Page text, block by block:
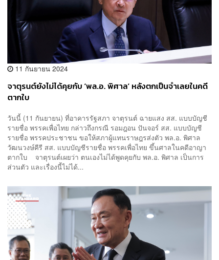
11 กันยายน 2024
จาตุรนต์ยังไม่ได้คุยกับ ‘พล.อ. พิศาล’ หลังตกเป็นจำเลยในคดี
ตากใบ
วันนี้ (11 กันยายน) ที่อาคารรัฐสภา จาตุรนต์ ฉายแสง สส. แบบบัญชี
รายชื่อ พรรคเพื่อไทย กล่าวถึงกรณี รอมฎอน ปันจอร์ สส. แบบบัญชี
รายชื่อ พรรคประชาชน ขอให้สภาผู้แทนราษฎรส่งตัว พล.อ. พิศาล
วัฒนวงษ์คีรี สส. แบบบัญชีรายชื่อ พรรคเพื่อไทย ขึ้นศาลในคดีอาญา
ตากใบ จาตุรนต์เผยว่า ตนเองไม่ได้พูดคุยกับ พล.อ. พิศาล เป็นการ
ส่วนตัว และเรื่องนี้ไม่ได้...